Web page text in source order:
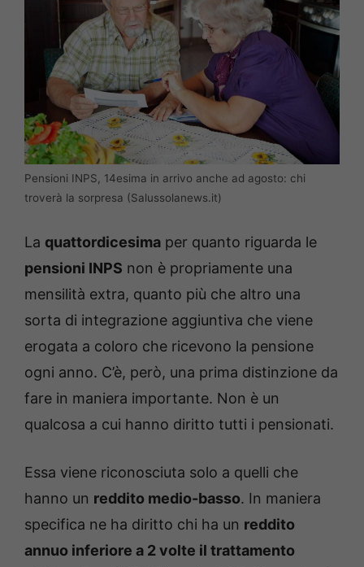
Pensioni INPS, 14esima in arrivo anche ad agosto: chi
troverà la sorpresa (Salussolanews.it)
La quattordicesima per quanto riguarda le
pensioni INPS non è propriamente una
mensilità extra, quanto più che altro una
sorta di integrazione aggiuntiva che viene
erogata a coloro che ricevono la pensione
ogni anno. C’è, però, una prima distinzione da
fare in maniera importante. Non è un
qualcosa a cui hanno diritto tutti i pensionati.
Essa viene riconosciuta solo a quelli che
hanno un reddito medio-basso. In maniera
specifica ne ha diritto chi ha un reddito
annuo inferiore a 2 volte il trattamento